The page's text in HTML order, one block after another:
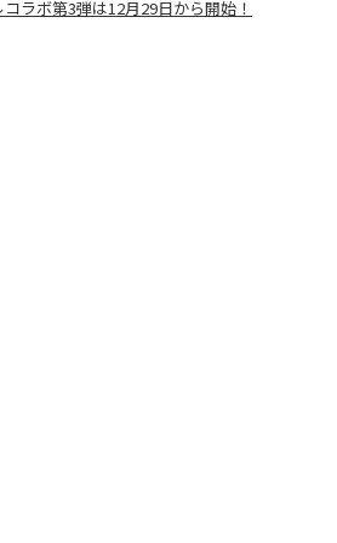
ラボ第3弾は12月29日から開始！